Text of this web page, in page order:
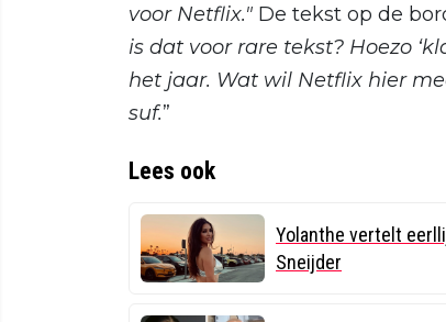
voor Netflix." De tekst op de
is dat voor rare tekst? Hoezo
het jaar. Wat wil Netflix hier
suf.”
Lees ook
Yolanthe vertelt
Sneijder